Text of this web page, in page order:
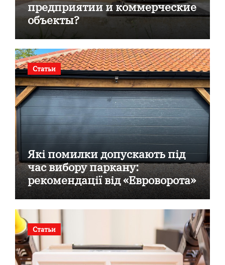
предприятии и коммерческие
объекты?
Статьи
Які помилки допускають під
час вибору паркану:
рекомендації від «Евроворота»
Статьи